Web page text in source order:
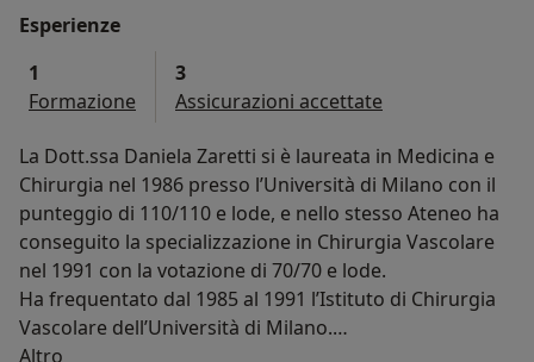
Esperienze
1
Formazione
3
Assicurazioni accettate
La Dott.ssa Daniela Zaretti si è laureata in Medicina e
Chirurgia nel 1986 presso l’Università di Milano con il
punteggio di 110/110 e lode, e nello stesso Ateneo ha
conseguito la specializzazione in Chirurgia Vascolare
nel 1991 con la votazione di 70/70 e lode.
Ha frequentato dal 1985 al 1991 l’Istituto di Chirurgia
Vascolare dell’Università di Milano.
Dal 1995 al 1997 ha frequentato il Reparto di Chirurgia
Altro